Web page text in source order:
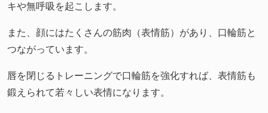
キや無呼吸を起こします。
また、顔にはたくさんの筋肉（表情筋）があり、口輪筋と
つながっています。
唇を閉じるトレーニングで口輪筋を強化すれば、表情筋も
鍛えられて若々しい表情になります。